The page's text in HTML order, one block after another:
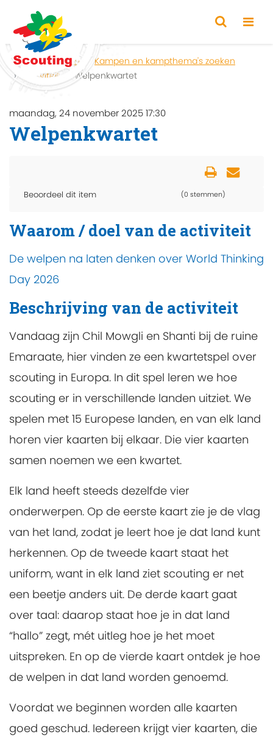
Home Zoeken
Kampen en kampthema's zoeken
Activiteit
Welpenkwartet
maandag, 24 november 2025 17:30
Welpenkwartet
Beoordeel dit item (0 stemmen)
Waarom / doel van de activiteit
De welpen na laten denken over World Thinking
Day 2026
Beschrijving van de activiteit
Vandaag zijn Chil Mowgli en Shanti bij de ruine
Emaraate, hier vinden ze een kwartetspel over
scouting in Europa. In dit spel leren we hoe
scouting er in verschillende landen uitziet. We
spelen met 15 Europese landen, en van elk land
horen vier kaarten bij elkaar. Die vier kaarten
samen noemen we een kwartet.
Elk land heeft steeds dezelfde vier
onderwerpen. Op de eerste kaart zie je de vlag
van het land, zodat je leert hoe je dat land kunt
herkennen. Op de tweede kaart staat het
uniform, want in elk land ziet scouting er net
een beetje anders uit. De derde kaart gaat
over taal: daarop staat hoe je in dat land
“hallo” zegt, mét uitleg hoe je het moet
uitspreken. En op de vierde kaart ontdek je hoe
de welpen in dat land worden genoemd.
Voordat we beginnen worden alle kaarten
goed geschud. Iedereen krijgt vier kaarten, die